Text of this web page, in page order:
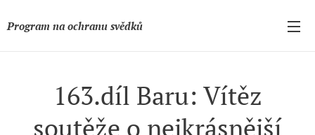
Program na ochranu svědků
163.díl Baru: Vítěz
soutěže o nejkrásnější